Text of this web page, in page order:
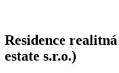
Residence
estate s.r.o.)